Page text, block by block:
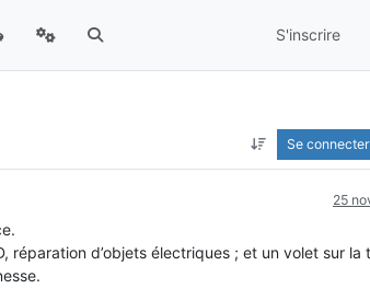
S'inscrire
Se
25
d’objets électriques ; et un volet sur la